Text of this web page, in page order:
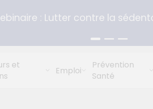
: Lutter contre la
et
Emploi
Prévention
Santé